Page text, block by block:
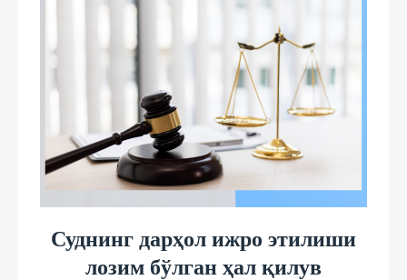
Суднинг дарҳол ижро этилиши
лозим бўлган ҳал қилув